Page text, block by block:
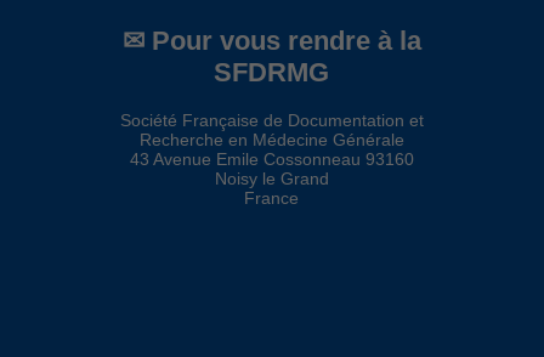
✉ Pour vous rendre à la
SFDRMG
Société Française de Documentation et
Recherche en Médecine Générale
43 Avenue Emile Cossonneau 93160
Noisy le Grand
France